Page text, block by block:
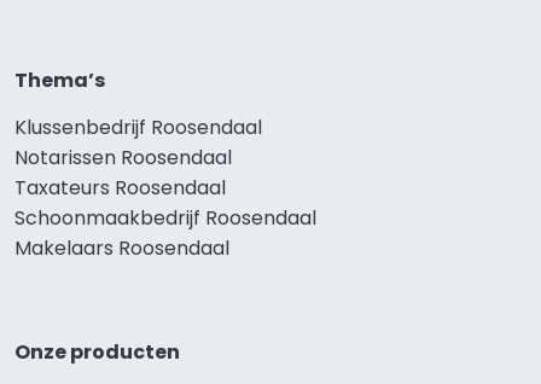
Thema’s
Klussenbedrijf Roosendaal
Notarissen Roosendaal
Taxateurs Roosendaal
Schoonmaakbedrijf Roosendaal
Makelaars Roosendaal
Onze producten